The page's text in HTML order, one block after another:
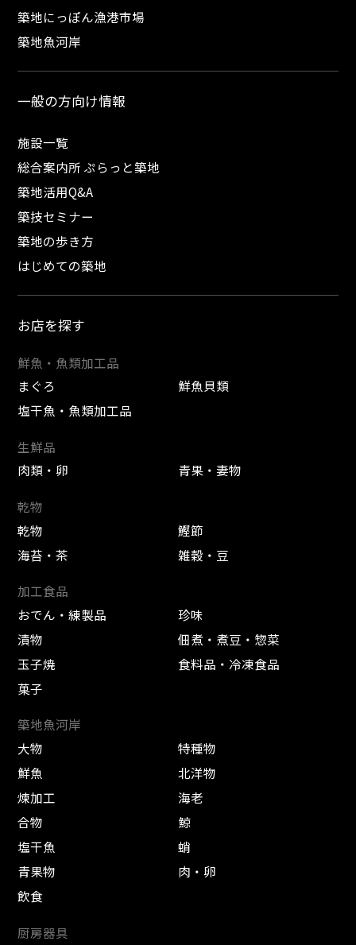
築地にっぽん漁港市場
築地魚河岸
一般の方向け情報
施設一覧
総合案内所 ぷらっと築地
築地活用Q&A
築技セミナー
築地の歩き方
はじめての築地
お店を探す
鮮魚・魚類加工品
まぐろ
鮮魚貝類
塩干魚・魚類加工品
生鮮品
肉類・卵
青果・妻物
乾物
乾物
鰹節
海苔・茶
雑穀・豆
加工食品
おでん・練製品
珍味
漬物
佃煮・煮豆・惣菜
玉子焼
食料品・冷凍食品
菓子
築地魚河岸
大物
特種物
鮮魚
北洋物
煉加工
海老
合物
鯨
塩干魚
蛸
青果物
肉・卵
飲食
厨房器具